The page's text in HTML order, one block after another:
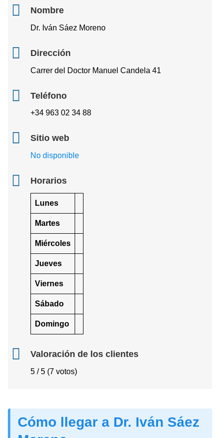
Nombre
Dr. Iván Sáez Moreno
Dirección
Carrer del Doctor Manuel Candela 41
Teléfono
+34 963 02 34 88
Sitio web
No disponible
Horarios
Lunes
Martes
Miércoles
Jueves
Viernes
Sábado
Domingo
Valoración de los clientes
5 / 5 (7 votos)
Cómo llegar a Dr. Iván Sáez